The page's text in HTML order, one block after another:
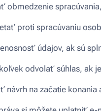
obmedzenie spracúvania,
proti spracúvaniu
údajov, ak sú
odvolať súhlas, ak
návrh na začatie